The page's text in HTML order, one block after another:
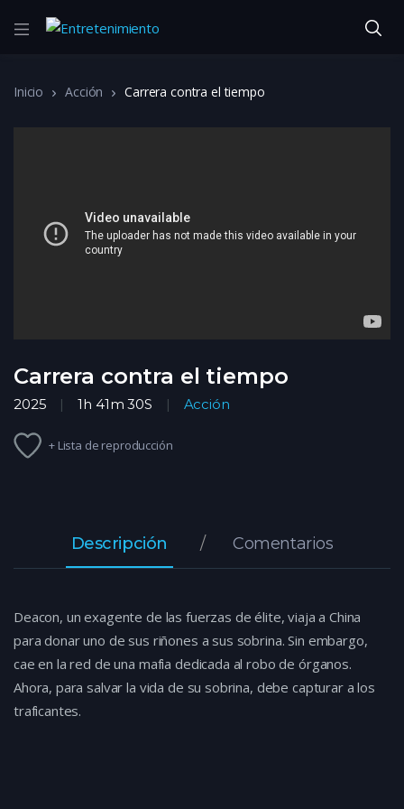
Inicio Acción Carrera contra el tiempo
Carrera contra el tiempo
2025 1h 41m 30S Acción
+ Lista de reproducción
Descripción Comentarios
Deacon, un exagente de las fuerzas de élite, viaja a China
para donar uno de sus riñones a sus sobrina. Sin embargo,
cae en la red de una mafia dedicada al robo de órganos.
Ahora, para salvar la vida de su sobrina, debe capturar a los
traficantes.